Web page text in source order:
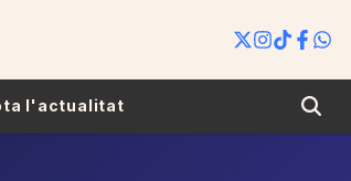
l'actualitat Search